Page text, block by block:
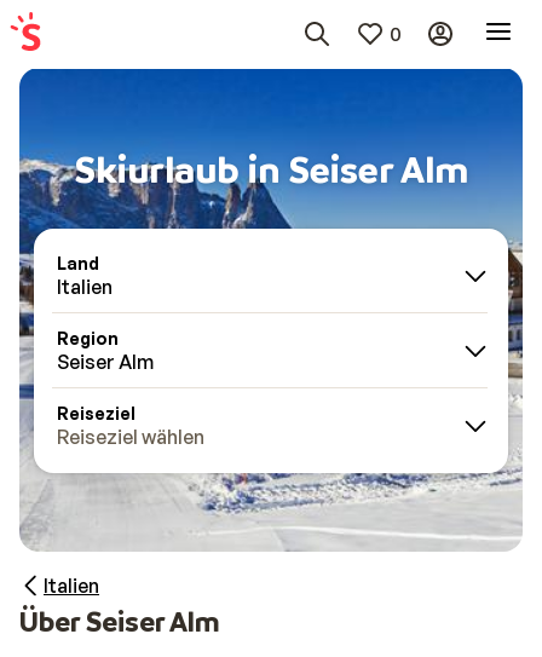
0
Skiurlaub in Seiser Alm
Land
Italien
Region
Seiser Alm
Reiseziel
Reiseziel wählen
Italien
Über Seiser Alm